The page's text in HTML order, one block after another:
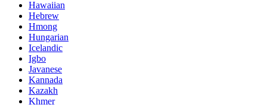
Hawaiian
Hebrew
Hmong
Hungarian
Icelandic
Igbo
Javanese
Kannada
Kazakh
Khmer